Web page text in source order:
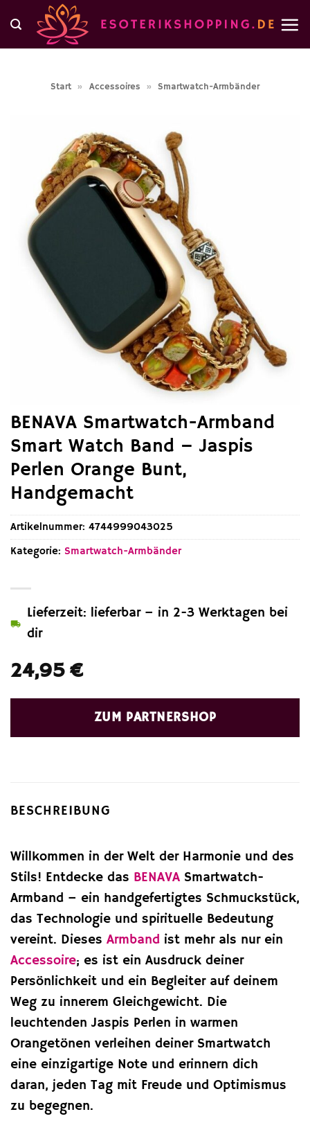
Inhalt
springen
Start » Accessoires » Smartwatch-Armbänder
BENAVA Smartwatch-Armband
Smart Watch Band – Jaspis
Perlen Orange Bunt,
Handgemacht
24,95€
Lieferzeit: lieferbar – in 2-3 Werktagen bei
dir
ZUM PARTNERSHOP
Artikelnummer: 4744999043025
Kategorie: Smartwatch-Armbänder
BESCHREIBUNG
Willkommen in der Welt der Harmonie und des
Stils! Entdecke das BENAVA Smartwatch-
Armband – ein handgefertigtes Schmuckstück,
das Technologie und spirituelle Bedeutung
vereint. Dieses Armband ist mehr als nur ein
Accessoire; es ist ein Ausdruck deiner
Persönlichkeit und ein Begleiter auf deinem
Weg zu innerem Gleichgewicht. Die
leuchtenden Jaspis Perlen in warmen
Orangetönen verleihen deiner Smartwatch
eine einzigartige Note und erinnern dich
daran, jeden Tag mit Freude und Optimismus
zu begegnen.